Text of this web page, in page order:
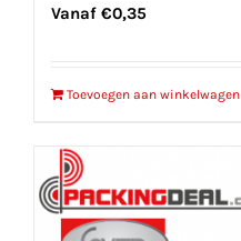
Vanaf €0,35
Toevoegen aan winkelwagen